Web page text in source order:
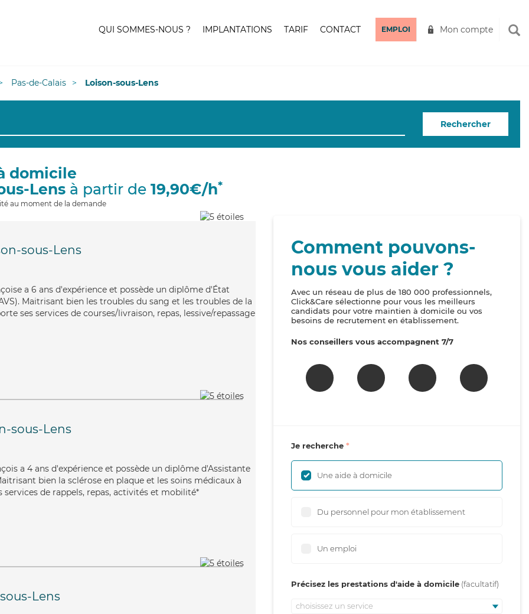
QUI SOMMES-NOUS ? IMPLANTATIONS TARIF CONTACT EMPLOI Mon compte
Pas-de-Calais Loison-sous-Lens
Rechercher
domicile
Lens à partir de 19,90€/h*
au moment de la demande
sous-Lens
a 6 ans d'expérience et possède un diplôme d'État
Maitrisant bien les troubles du sang et les troubles de la
ses services de courses/livraison, repas, lessive/repassage
sous-Lens
a 4 ans d'expérience et possède un diplôme d'Assistante
bien la sclérose en plaque et les soins médicaux à
de rappels, repas, activités et mobilité*
Lens
Comment pouvons-
nous vous aider ?
Avec un réseau de plus de 180 000 professionnels,
Click&Care sélectionne pour vous les meilleurs
candidats pour votre maintien à domicile ou vos
besoins de recrutement en établissement.
Nos conseillers vous accompagnent 7/7
Je recherche
Une aide à domicile
Du personnel pour mon établissement
Un emploi
Précisez les prestations d'aide à domicile
choisissez un service